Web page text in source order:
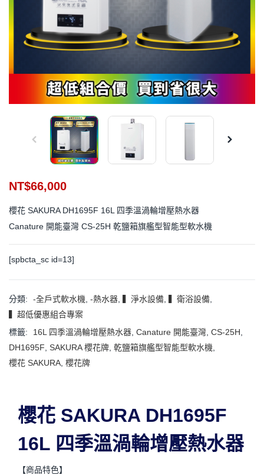
NT$66,000
櫻花 SAKURA DH1695F 16L 四季溫渦輪增壓熱水器
Canature 開能臺灣 CS-25H 乾鹽箱旗艦型智能型軟水機
[spbcta_sc id=13]
分類: -全戶式軟水機 -熱水器 ▍淨水設備 ▍衛浴設備
▍超低優惠組合專案
標籤:
16L 四季溫渦輪增壓熱水器 Canature 開能臺灣 CS-25H
DH1695F SAKURA 櫻花牌 乾鹽箱旗艦型智能型軟水機
櫻花 SAKURA 櫻花牌
櫻花 SAKURA DH1695F
16L 四季溫渦輪增壓熱水器
【商品特色】